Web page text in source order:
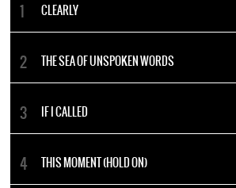
CLEARLY
THE SEA OF UNSPOKEN WORDS
IF I CALLED
THIS MOMENT (HOLD ON)